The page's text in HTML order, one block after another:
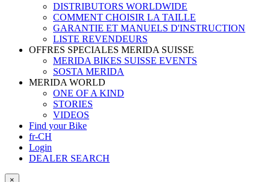
DISTRIBUTORS WORLDWIDE
COMMENT CHOISIR LA TAILLE
GARANTIE ET MANUELS D'INSTRUCTION
LISTE REVENDEURS
OFFRES SPECIALES MERIDA SUISSE
MERIDA BIKES SUISSE EVENTS
SOSTA MERIDA
MERIDA WORLD
ONE OF A KIND
STORIES
VIDEOS
Find your Bike
fr-CH
Login
DEALER SEARCH
×